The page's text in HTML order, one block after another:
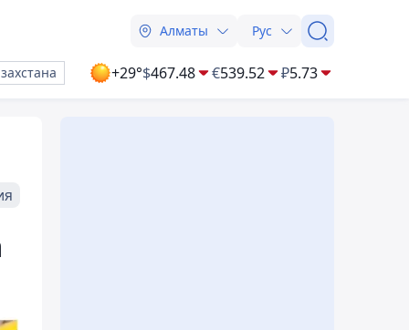
Алматы Рус
+29°$467.48 €539.52 ₽5.73